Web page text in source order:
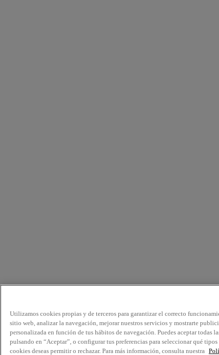
Utilizamos cookies propias y de terceros para garantizar el correcto
sitio web, analizar la navegación, mejorar nuestros servicios y mostrarte
personalizada en función de tus hábitos de navegación. Puedes aceptar todas
pulsando en “Aceptar”, o configurar tus preferencias para seleccionar qué tipos
cookies deseas permitir o rechazar. Para más información, consulta nuestra